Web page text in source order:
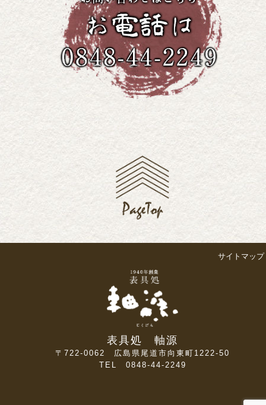
サイトマップ
表具処 軸源
〒722-0062 広島県尾道市向東町1222-50
TEL 0848-44-2249